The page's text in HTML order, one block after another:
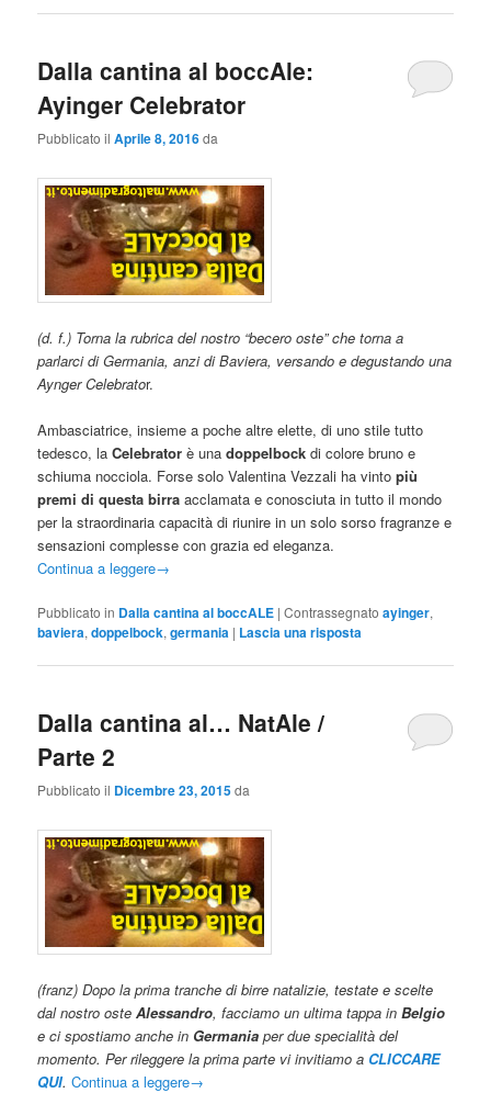
Dalla cantina al boccAle:
Ayinger Celebrator
Pubblicato ilAprile 8, 2016da
(d. f.) Torna la rubrica del nostro “becero oste” che torna a
parlarci di Germania, anzi di Baviera, versando e degustando una
Aynger Celebrator.
Ambasciatrice, insieme a poche altre elette, di uno stile tutto
tedesco, laCelebrator è unadoppelbock di colore bruno e
schiuma nocciola. Forse solo Valentina Vezzali ha vintopiù
premi di questa birra acclamata e conosciuta in tutto il mondo
per la straordinaria capacità di riunire in un solo sorso fragranze e
sensazioni complesse con grazia ed eleganza.
Continua a leggere→
Pubblicato in Dalla cantina al boccALE |Contrassegnato ayinger,
baviera,doppelbock,germania | Lascia una risposta
Dalla cantina al… NatAle /
Parte 2
Pubblicato il Dicembre 23, 2015da
(franz) Dopo la prima tranche di birre natalizie, testate e scelte
dal nostro osteAlessandro, facciamo un ultima tappa inBelgio
e ci spostiamo anche in Germania per due specialità del
momento. Per rileggere la prima parte vi invitiamo a CLICCARE
QUI. Continua a leggere→